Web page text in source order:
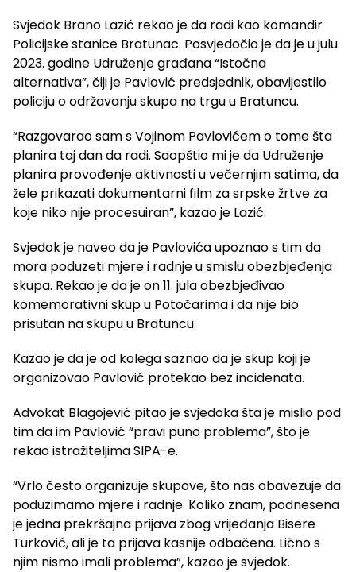
Svjedok Brano Lazić rekao je da radi kao komandir
Policijske stanice Bratunac. Posvjedočio je da je u julu
2023. godine Udruženje građana “Istočna
alternativa”, čiji je Pavlović predsjednik, obavijestilo
policiju o održavanju skupa na trgu u Bratuncu.
“Razgovarao sam s Vojinom Pavlovićem o tome šta
planira taj dan da radi. Saopštio mi je da Udruženje
planira provođenje aktivnosti u večernjim satima, da
žele prikazati dokumentarni film za srpske žrtve za
koje niko nije procesuiran”, kazao je Lazić.
Svjedok je naveo da je Pavlovića upoznao s tim da
mora poduzeti mjere i radnje u smislu obezbjeđenja
skupa. Rekao je da je on 11. jula obezbjeđivao
komemorativni skup u Potočarima i da nije bio
prisutan na skupu u Bratuncu.
Kazao je da je od kolega saznao da je skup koji je
organizovao Pavlović protekao bez incidenata.
Advokat Blagojević pitao je svjedoka šta je mislio pod
tim da im Pavlović “pravi puno problema”, što je
rekao istražiteljima SIPA-e.
“Vrlo često organizuje skupove, što nas obavezuje da
poduzimamo mjere i radnje. Koliko znam, podnesena
je jedna prekršajna prijava zbog vrijeđanja Bisere
Turković, ali je ta prijava kasnije odbačena. Lično s
njim nismo imali problema”, kazao je svjedok.